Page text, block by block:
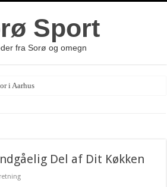
Sport
fra Sorø og omegn
i Aarhus
Del af Dit Køkken